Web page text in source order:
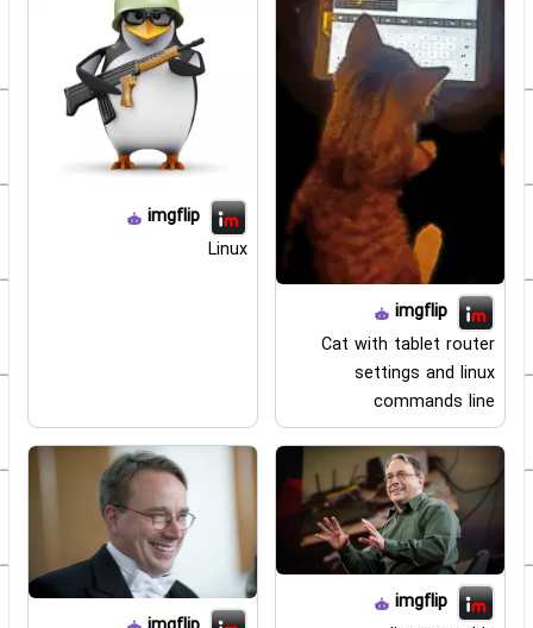
imgflip
Cat with tablet router
settings and linux
commands line
imgflip
Linux
imgflip